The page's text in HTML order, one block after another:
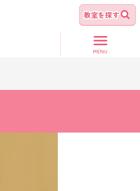
教室を探す
MENU